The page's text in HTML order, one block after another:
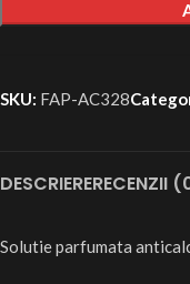
SKU: FAP-AC328
DESCRIERERECENZII
Solutie parfumata